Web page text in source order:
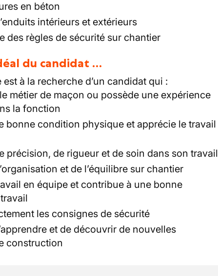
en béton
intérieurs et extérieurs
des règles de sécurité sur chantier
du candidat …
à la recherche d’un candidat qui :
métier de maçon ou possède une expérience
la fonction
bonne condition physique et apprécie le travail
précision, de rigueur et de soin dans son travail
et de l’équilibre sur chantier
en équipe et contribue à une bonne
les consignes de sécurité
et de découvrir de nouvelles
construction